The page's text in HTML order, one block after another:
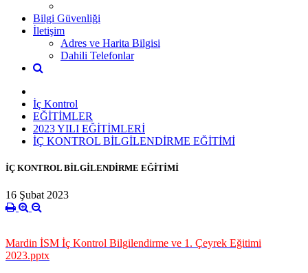
Bilgi Güvenliği
İletişim
Adres ve Harita Bilgisi
Dahili Telefonlar
İç Kontrol
EĞİTİMLER
2023 YILI EĞİTİMLERİ
İÇ KONTROL BİLGİLENDİRME EĞİTİMİ
İÇ KONTROL BİLGİLENDİRME EĞİTİMİ
16 Şubat 2023
Mardin İSM İç Kontrol Bilgilendirme ve 1. Çeyrek Eğitimi
2023.pptx